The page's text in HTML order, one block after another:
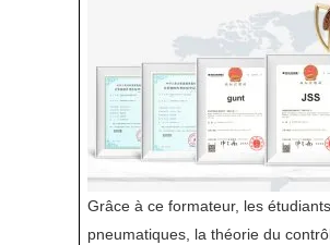
Grâce à ce formateur, les
pneumatiques, la théorie du